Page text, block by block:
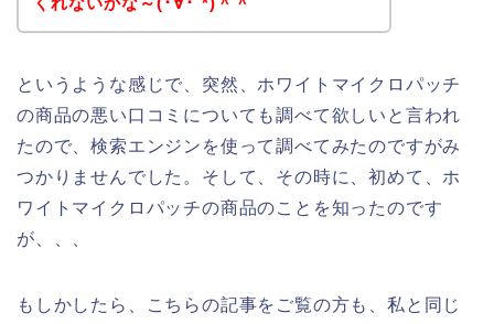
というような感じで、突然、ホワイトマイクロパッチ
の商品の悪い口コミについても調べて欲しいと言われ
たので、検索エンジンを使って調べてみたのですがみ
つかりませんでした。そして、その時に、初めて、ホ
ワイトマイクロパッチの商品のことを知ったのです
が、、、
もしかしたら、こちらの記事をご覧の方も、私と同じ